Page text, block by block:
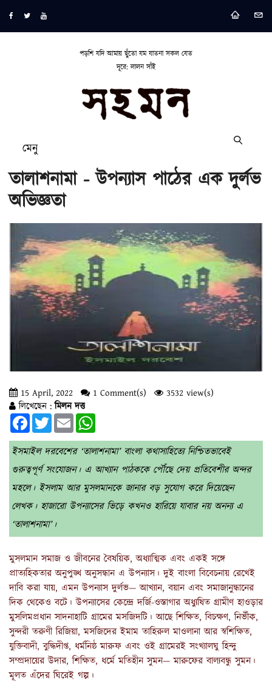
পড়শি যদি আমায় ছুঁতো যম যাতনা সকল যেত
দূরে: লালন সাঁই
মেনু
তালাশনামা - উপন্যাস পাঠের এক দুর্লভ
অভিজ্ঞতা
15 April, 2022 1 Comment(s)
3532 view(s)
লিখেছেন :মিলন দত্ত
FacebookTwitterEmail
ইসমাইল দরবেশের ‘তালাশনামা’ বাংলা কথাসাহিত্যে নিশ্চিতভাবেই
গুরুত্বপূর্ণ সংযোজন। এ আখ্যান পাঠককে পৌঁছে দেয় প্রতিবেশীর অন্দর
মহলে। ইসলাম আর মুসলমানকে জানার বড় সুযোগ করে দিয়েছেন
লেখক। হাজারো উপন্যাসের ভিড়ে কখনও হারিয়ে যাবার নয় অনন্য এ
‘তালাশনামা’।
মুসলমান সমাজ ও জীবনের বৈষয়িক, অধ্যাত্মিক এবং একই সঙ্গে
প্রাত্যহিকতার অনুপুঙ্খ অনুসন্ধান এ উপন্যাস। দুই বাংলা বিবেচনায় রেখেই
দাবি করা যায়, এমন উপন্যাস দুর্লভ— আখ্যান, বয়ান এবং সমাজানুন্ধানের
দিক থেকেও বটে। উপন্যাসের কেন্দ্রে দর্জি-ওস্তাগার অধ্যুষিত গ্রামীণ হাওড়ার
মুসলিমপ্রধান সাদনাহাটি গ্রামের মসজিদটি। আছে শিক্ষিত, বিচক্ষণ, নির্ভীক,
সুন্দরী তরুণী রিজিয়া, মসজিদের ইমাম তাহিরুল মাওলানা আর স্বশিক্ষিত,
যুক্তিবাদী, বুদ্ধিদীপ্ত, ধর্মনিষ্ঠ মারুফ এবং ওই গ্রামেরই সংখ্যালঘু হিন্দু
সম্প্রদায়ের উদার, শিক্ষিত, ধর্মে মতিহীন সুমন— মারুফের বাল্যবন্ধু সুমন।
মূলত এঁদের ঘিরেই গল্প।